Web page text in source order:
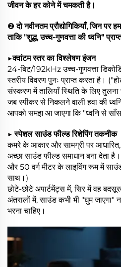
जीवन के हर कोने में चमकती है।
❷दो नवीनतम प्रौद्योगिकियाँ, जिन
ताकि "शुद्ध, उच्च-गुणवत्ता की ध्वनि"
▶क्वांटम स्तर का विश्लेषण इंजन
24-बिट/192kHz उच्च-गुणवत्ता
स्तरीय विवरण पुनः प्राप्त करता है।
संस्करण में तालियाँ स्थिति के लिए तुलना
जब स्पीकर से निकलने वाली हवा की
आपको समझ आ जाएगा कि "ध्वनि से साँस
▶स्पेशल साउंड फील्ड रिशेपिंग तकनीक
कमरे के आकार और सामग्री पर
अच्छा साउंड फील्ड समाधान बना देता
और 50 वर्ग मीटर के लाइविंग रूम में
साथ।)
छोटे-छोटे अपार्टमेंट्स में, सिर में वह
अंतरालों में, साउंड कभी भी "घुम जाएगा"
भरना चाहिए।